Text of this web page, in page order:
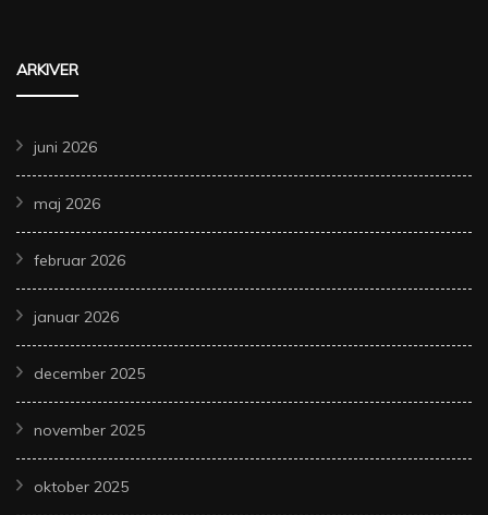
ARKIVER
juni 2026
maj 2026
februar 2026
januar 2026
december 2025
november 2025
oktober 2025